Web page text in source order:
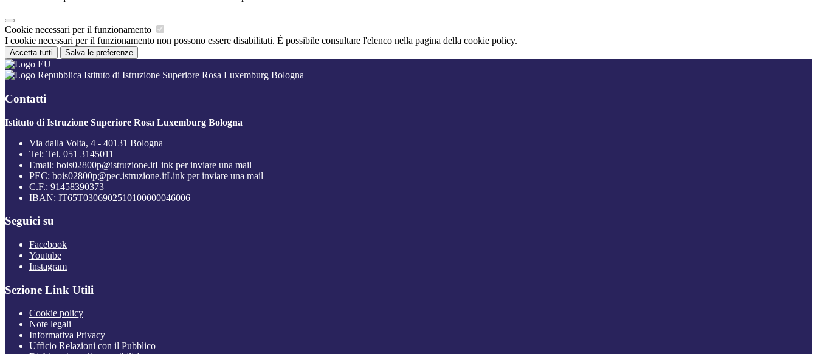
Cookie necessari per il funzionamento
I cookie necessari per il funzionamento non possono essere disabilitati. È possibile consultare l'elenco nella pagina della cookie policy.
Accetta tutti Salva le preferenze
Istituto di Istruzione Superiore Rosa Luxemburg Bologna
Contatti
Istituto di Istruzione Superiore Rosa Luxemburg Bologna
Via dalla Volta, 4 - 40131 Bologna
Tel: Tel. 051 3145011
Email: bois02800p@istruzione.itLink per inviare una mail
PEC: bois02800p@pec.istruzione.itLink per inviare una mail
C.F.: 91458390373
IBAN: IT65T0306902510100000046006
Seguici su
Facebook
Youtube
Instagram
Sezione Link Utili
Cookie policy
Note legali
Informativa Privacy
Ufficio Relazioni con il Pubblico